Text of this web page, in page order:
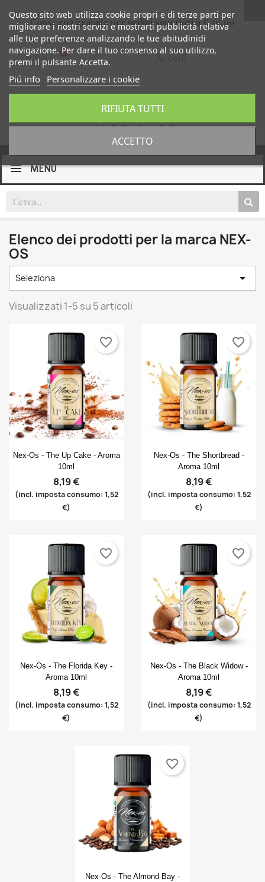
Consegna gratuita per ordini superiori a € 59,00
0,00 €
MENU
Elenco dei prodotti per la marca NEX-
OS
Seleziona 
Visualizzati 1-5 su 5 articoli
Anteprima
Nex-Os - The Up Cake - Aroma
10ml
8,19 €
(incl. imposta consumo: 1,52
€)
favorite_border
 Anteprima
Nex-Os - The Shortbread -
Aroma 10ml
8,19 €
(incl. imposta consumo: 1,52
€)
favorite_border
 Anteprima
Nex-Os - The Florida Key -
Aroma 10ml
8,19 €
(incl. imposta consumo: 1,52
€)
favorite_border
 Anteprima
Nex-Os - The Black Widow -
Aroma 10ml
8,19 €
(incl. imposta consumo: 1,52
€)
favorite_border
 Anteprima
Nex-Os - The Almond Bay -
favorite_border
Questo sito web utilizza cookie propri e di terze parti per
migliorare i nostri servizi e mostrarti pubblicità relativa
alle tue preferenze analizzando le tue abitudinidi
navigazione. Per dare il tuo consenso al suo utilizzo,
premi il pulsante Accetta.
Piú info Personalizzare i cookie
RIFIUTA TUTTI
ACCETTO